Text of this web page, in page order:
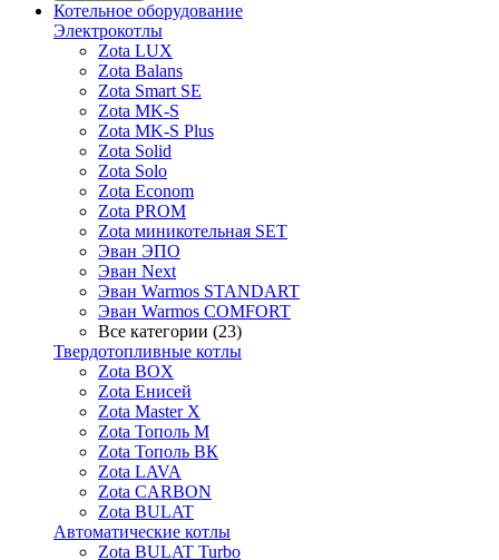
Котельное оборудование
Электрокотлы
Zota LUX
Zota Balans
Zota Smart SE
Zota MK-S
Zota MK-S Plus
Zota Solid
Zota Solo
Zota Econom
Zota PROM
Zota миникотельная SET
Эван ЭПО
Эван Next
Эван Warmos STANDART
Эван Warmos COMFORT
Все категории (23)
Твердотопливные котлы
Zota BOX
Zota Енисей
Zota Master X
Zota Тополь М
Zota Тополь ВК
Zota LAVA
Zota CARBON
Zota BULAT
Автоматические котлы
Zota BULAT Turbo